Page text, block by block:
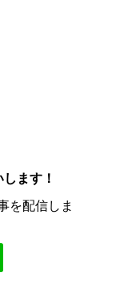
ます！
を配信しま